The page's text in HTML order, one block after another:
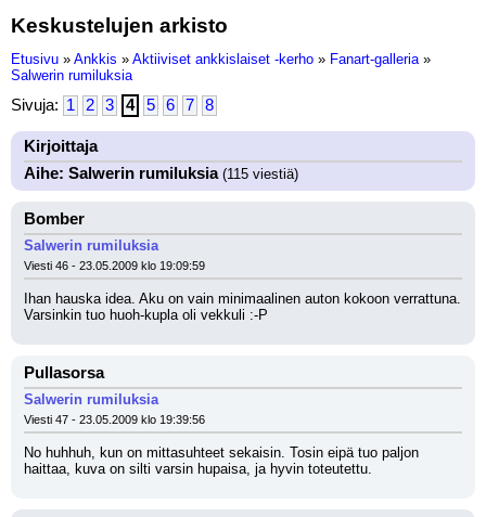
Keskustelujen arkisto
Etusivu » Ankkis » Aktiiviset ankkislaiset -kerho » Fanart-galleria »
Salwerin rumiluksia
Sivuja: 1 2 3 4 5 6 7 8
Kirjoittaja
Aihe: Salwerin rumiluksia(115 viestiä)
Bomber
Salwerin rumiluksia
Viesti 46 - 23.05.2009 klo 19:09:59
Ihan hauska idea. Aku on vain minimaalinen auton kokoon verrattuna.
Varsinkin tuo huoh-kupla oli vekkuli :-P
Pullasorsa
Salwerin rumiluksia
Viesti 47 - 23.05.2009 klo 19:39:56
No huhhuh, kun on mittasuhteet sekaisin. Tosin eipä tuo paljon
haittaa, kuva on silti varsin hupaisa, ja hyvin toteutettu.